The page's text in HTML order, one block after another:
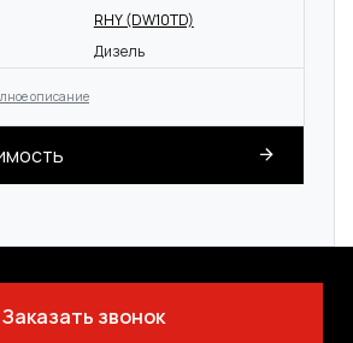
RHY (DW10TD)
Дизель
описание
Заказать звонок